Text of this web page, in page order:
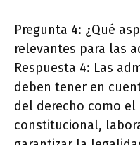
Pregunta 4: ¿Qué
relevantes para las
Respuesta 4: Las
deben tener en
del derecho como
constitucional,